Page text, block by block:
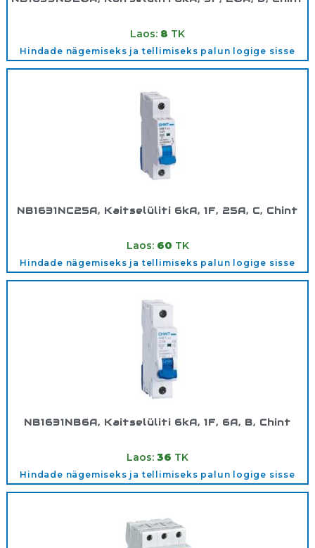
Laos: 8 TK
Hindade nägemiseks ja tellimiseks palun logige sisse
NB1631NC25A, Kaitselüliti 6kA, 1F, 25A, C, Chint
Laos: 60 TK
Hindade nägemiseks ja tellimiseks palun logige sisse
NB1631NB6A, Kaitselüliti 6kA, 1F, 6A, B, Chint
Laos: 36 TK
Hindade nägemiseks ja tellimiseks palun logige sisse